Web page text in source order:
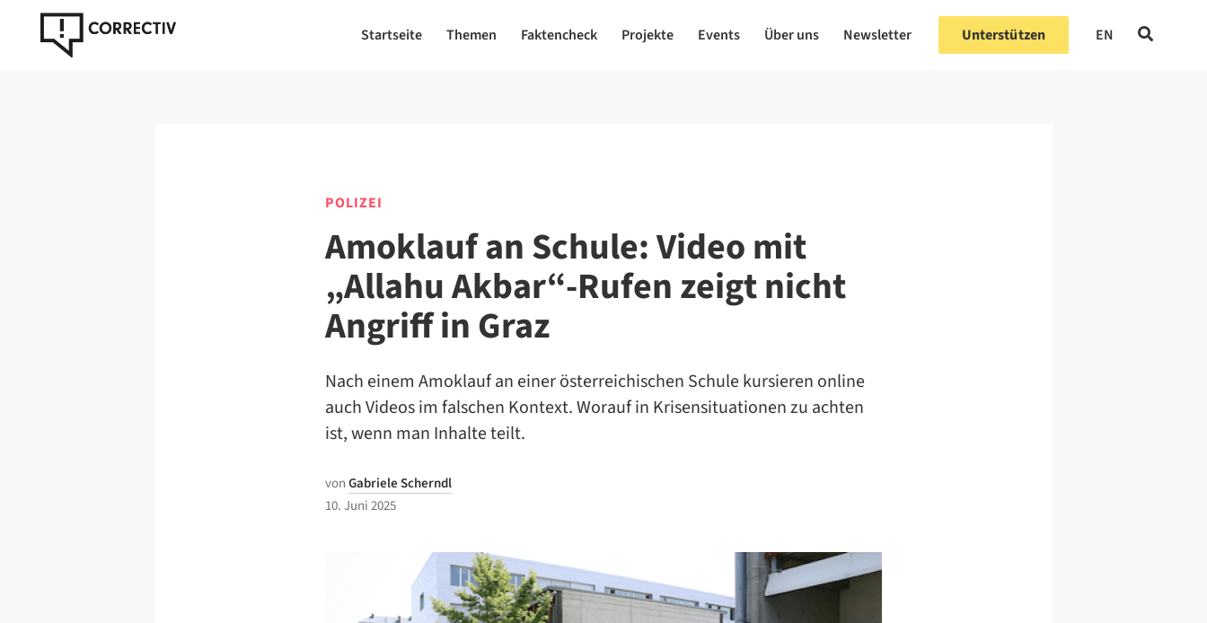
Startseite Themen Faktencheck Projekte Events Über uns Newsletter Unterstützen EN
POLIZEI
Amoklauf an Schule: Video mit
„Allahu Akbar“-Rufen zeigt nicht
Angriff in Graz
Nach einem Amoklauf an einer österreichischen Schule kursieren online
auch Videos im falschen Kontext. Worauf in Krisensituationen zu achten
ist, wenn man Inhalte teilt.
vonGabriele Scherndl
10. Juni 2025